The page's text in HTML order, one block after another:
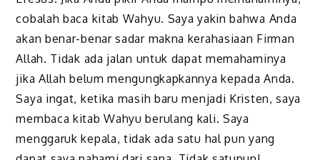
cobalah baca kitab Wahyu. Saya yakin bahwa Anda
akan benar-benar sadar makna kerahasiaan Firman
Allah. Tidak ada jalan untuk dapat memahaminya
jika Allah belum mengungkapkannya kepada Anda.
Saya ingat, ketika masih baru menjadi Kristen, saya
membaca kitab Wahyu berulang kali. Saya
menggaruk kepala, tidak ada satu hal pun yang